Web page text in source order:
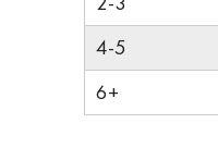
4-5
6+